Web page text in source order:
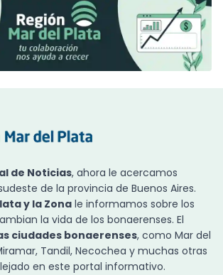
de Noticias, ahora le acercamos
de la provincia de Buenos Aires.
y la Zona le informamos sobre los
la vida de los bonaerenses. El
ciudades bonaerenses, como Mar del
Tandil, Necochea y muchas otras
en este portal informativo.